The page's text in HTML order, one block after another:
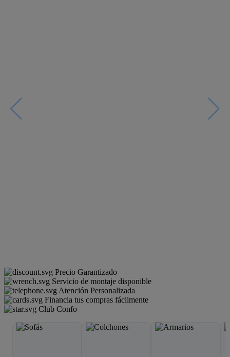
Precio Garantizado
Servicio de montaje disponible
Atención Personalizada
Financia tus compras fácilmente
Club Confo